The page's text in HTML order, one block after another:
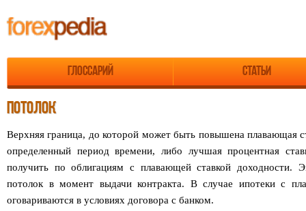
Глоссарий Статьи
ПОТОЛОК
Верхняя граница, до которой может быть повышена плавающая
определенный период времени, либо лучшая процентная
получить по облигациям с плавающей ставкой доходности.
потолок в момент выдачи контракта. В случае ипотеки с
оговариваются в условиях договора с банком.